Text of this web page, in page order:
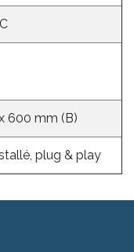
600 mm (B)
plug & play